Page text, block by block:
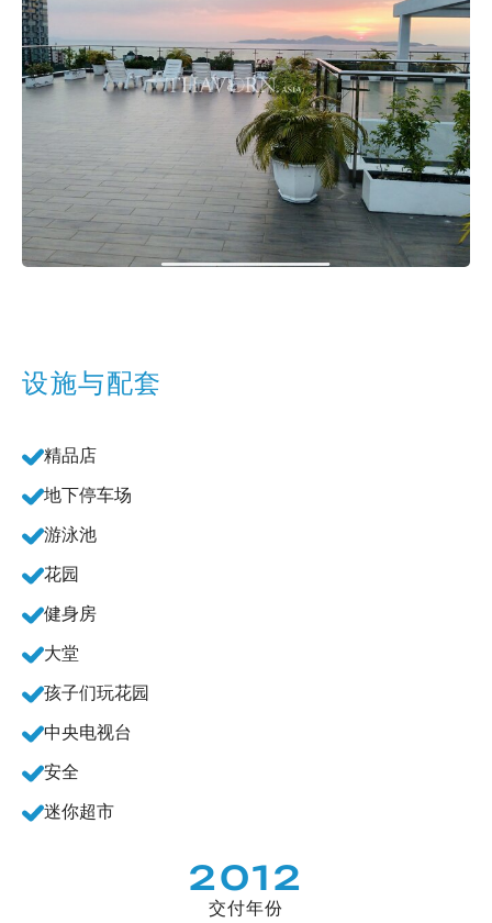
设施与配套
精品店
地下停车场
游泳池
花园
健身房
大堂
孩子们玩花园
中央电视台
安全
迷你超市
2012
交付年份